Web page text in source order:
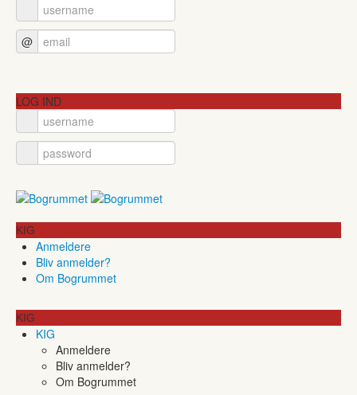
@
LOG IND
KIG
Anmeldere
Bliv anmelder?
Om Bogrummet
KIG
KIG
Anmeldere
Bliv anmelder?
Om Bogrummet